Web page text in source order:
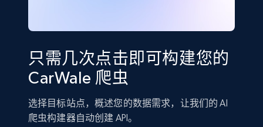
只需几次点击即可构建您的
CarWale 爬虫
选择目标站点，概述您的数据需求，让我们的 AI
爬虫构建器自动创建 API。